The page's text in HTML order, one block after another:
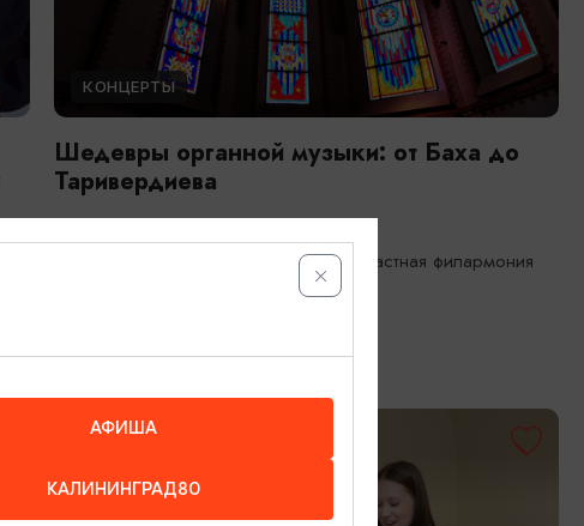
КОНЦЕРТЫ
Шедевры органной музыки: от Баха до
Таривердиева
Калининград, Калининградская областная филармония
БЕСПЛАТНО
АФИША
КАЛИНИНГРАД80